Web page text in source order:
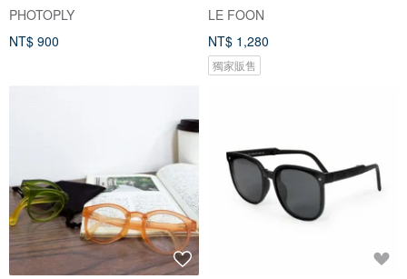
PHOTOPLY
NT$ 900
LE FOON
NT$ 1,280
獨家販售